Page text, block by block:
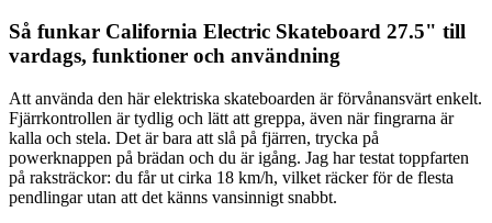
Så funkar California Electric Skateboard 27.5" till
vardags, funktioner och användning
Att använda den här elektriska skateboarden är förvånansvärt enkelt.
Fjärrkontrollen är tydlig och lätt att greppa, även när fingrarna är
kalla och stela. Det är bara att slå på fjärren, trycka på
powerknappen på brädan och du är igång. Jag har testat toppfarten
på raksträckor: du får ut cirka 18 km/h, vilket räcker för de flesta
pendlingar utan att det känns vansinnigt snabbt.